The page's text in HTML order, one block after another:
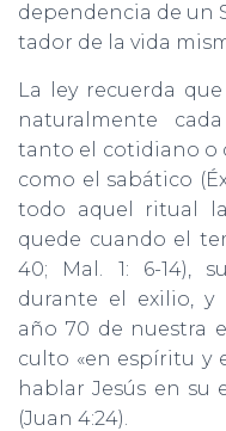
dependencia de un
tador de la vida
La ley recuerda
naturalmente
tanto el cotidiano
como el sabático
todo aquel ritual
quede cuando el
40; Mal. 1: 6-14),
durante el exilio, y
año 70 de nuestra
culto «en espíritu y
hablar Jesús en su
(Juan 4:24).